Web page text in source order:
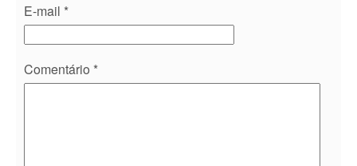
E-mail *
Comentário *